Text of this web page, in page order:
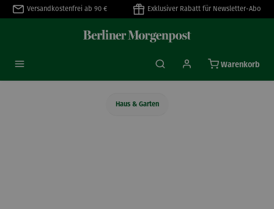
springen
Versandkostenfrei ab 90 € Exklusiver Rabatt für Newsletter-Abo
Warenkorb
Haus & Garten